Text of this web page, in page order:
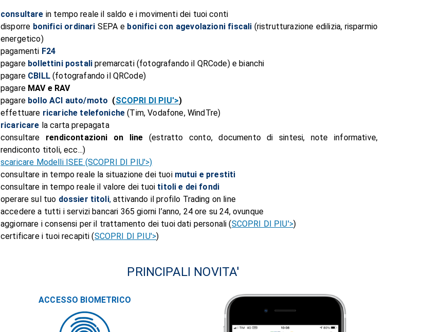
consultare in tempo reale il saldo e i movimenti dei tuoi conti
disporre bonifici ordinari SEPA e bonifici con agevolazioni fiscali (ristrutturazione edilizia, risparmio
energetico)
pagamenti F24
pagare bollettini postali premarcati (fotografando il QRCode) e bianchi
pagare CBILL (fotografando il QRCode)
pagare MAV e RAV
pagare bollo ACI auto/moto (SCOPRI DI PIU'>)
effettuare ricariche telefoniche (Tim, Vodafone, WindTre)
ricaricare la carta prepagata
consultare rendicontazioni on line (estratto conto, documento di sintesi, note informative,
rendiconto titoli, ecc...)
scaricare Modelli ISEE (SCOPRI DI PIU'>)
consultare in tempo reale la situazione dei tuoi mutui e prestiti
consultare in tempo reale il valore dei tuoi titoli e dei fondi
operare sul tuo dossier titoli,attivando il profilo Trading on line
accedere a tutti i servizi bancari 365 giorni l’anno, 24 ore su 24, ovunque
aggiornare i consensi per il trattamento dei tuoi dati personali (SCOPRI DI PIU'>)
certificare i tuoi recapiti (SCOPRI DI PIU'>)
PRINCIPALI NOVITA'
ACCESSO BIOMETRICO